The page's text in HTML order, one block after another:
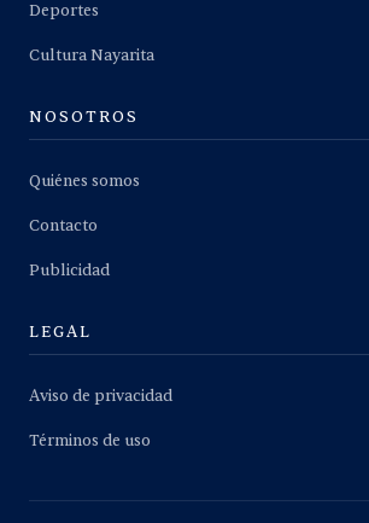
Deportes
Cultura Nayarita
NOSOTROS
Quiénes somos
Contacto
Publicidad
LEGAL
Aviso de privacidad
Términos de uso